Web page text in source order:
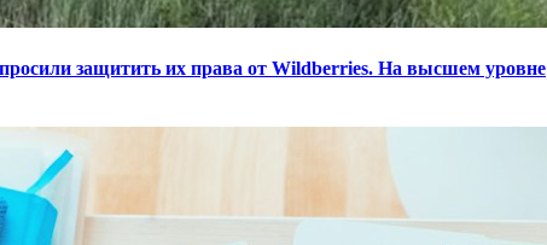
защитить их права от Wildberries. На высшем уровне